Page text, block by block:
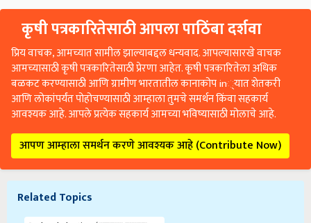
कृषी पत्रकारितेसाठी आपला पाठिंबा दर्शवा
प्रिय वाचक, आमच्यात सामील झाल्याबद्दल धन्यवाद. आपल्यासारखे वाचक
आमच्यासाठी कृषी पत्रकारितेसाठी प्रेरणा आहेत. कृषी पत्रकारितेला अधिक
बळकट करण्यासाठी आणि ग्रामीण भारतातील कानाकोप in्यात शेतकरी
आणि लोकांपर्यंत पोहोचण्यासाठी आम्हाला तुमचे समर्थन किंवा सहकार्य
आवश्यक आहे. आपले प्रत्येक सहकार्य आमच्या भविष्यासाठी मोलाचे आहे.
आपण आम्हाला समर्थन करणे आवश्यक आहे (Contribute Now)
Related Topics